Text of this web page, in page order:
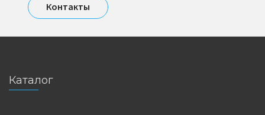
Контакты
Каталог